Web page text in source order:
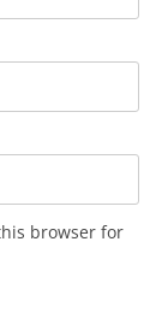
browser for